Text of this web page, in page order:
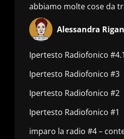
abbiamo molte cose da
Alessandra
Ipertesto Radiofonico
Ipertesto Radiofonico #3
Ipertesto Radiofonico #2
Ipertesto Radiofonico #1
imparo la radio #4 –